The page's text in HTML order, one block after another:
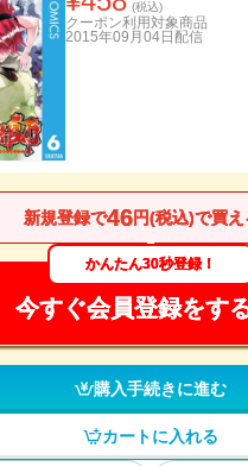
(税込)
クーポン利用対象商品
2015年09月04日 配信
新規登録で46円(税込)で買え
かんたん30秒登録！
今すぐ会員登録をす
購入手続きに進む
カートに入れる